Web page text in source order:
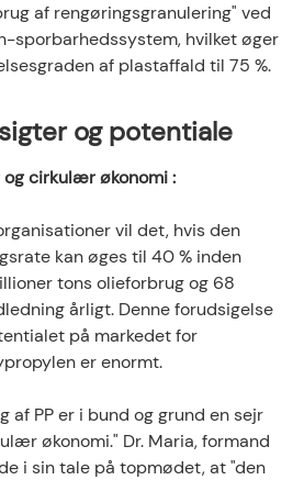
af rengøringsgranulering" ved
sporbarhedssystem, hvilket øger
af ​​plastaffald til 75 %.
og potentiale
cirkulær økonomi:
vil det, hvis den
kan øges til 40 % inden
tons olieforbrug og 68
årligt. Denne forudsigelse
på markedet for
er enormt.
af PP er i bund og grund en sejr
økonomi." Dr. Maria, formand
i sin tale på topmødet, at "den